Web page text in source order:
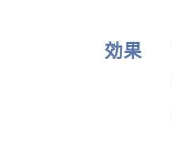
効果